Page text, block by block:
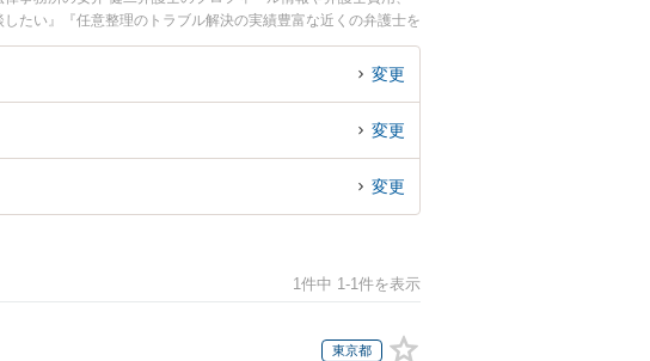
たい』『任意整理のトラブル解決の実績豊富な近くの弁護士を
相談者さんにおすすめです。
変更
変更
変更
1件中 1-1件を表示
東京都